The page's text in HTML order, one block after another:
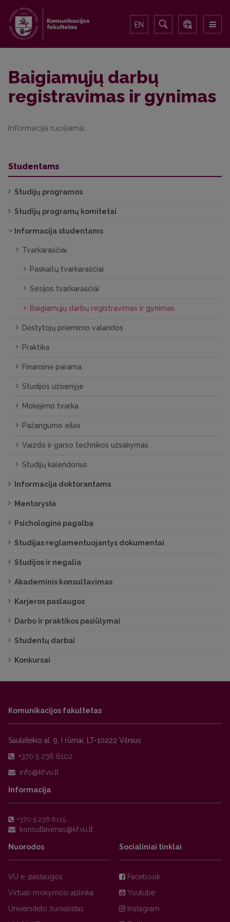
EN
Baigiamųjų darbų
registravimas ir gynimas
Informacija ruošiama..
Studentams
Studijų programos
Studijų programų komitetai
Informacija studentams
Tvarkaraščiai
Paskaitų tvarkaraščiai
Sesijos tvarkaraščiai
Baigiamųjų darbų registravimas ir gynimas
Dėstytojų priėmimo valandos
Praktika
Finansinė parama
Studijos užsienyje
Mokėjimo tvarka
Pažangumo eilės
Vaizdo ir garso technikos užsakymas
Studijų kalendorius
Informacija doktorantams
Mentorystė
Psichologinė pagalba
Studijas reglamentuojantys dokumentai
Studijos ir negalia
Akademinis konsultavimas
Karjeros paslaugos
Darbo ir praktikos pasiūlymai
Studentų darbai
Konkursai
Komunikacijos fakultetas
Saulėtekio al. 9, I rūmai, LT-10222 Vilnius
+370 5 236 6102
Informacija
+370 5 236 6115
Nuorodos
VU e. paslaugos
Virtuali mokymosi aplinka
Universiteto žurnalistas
Socialiniai tinklai
Facebook
Youtube
Instagram